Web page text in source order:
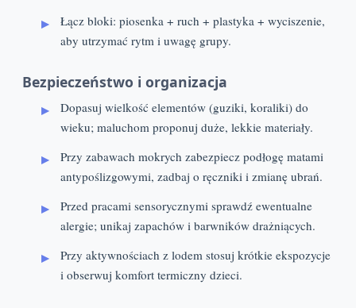
Łącz bloki: piosenka + ruch + plastyka + wyciszenie,
aby utrzymać rytm i uwagę grupy.
Bezpieczeństwo i organizacja
Dopasuj wielkość elementów (guziki, koraliki) do
wieku; maluchom proponuj duże, lekkie materiały.
Przy zabawach mokrych zabezpiecz podłogę matami
antypoślizgowymi, zadbaj o ręczniki i zmianę ubrań.
Przed pracami sensorycznymi sprawdź ewentualne
alergie; unikaj zapachów i barwników drażniących.
Przy aktywnościach z lodem stosuj krótkie ekspozycje
i obserwuj komfort termiczny dzieci.